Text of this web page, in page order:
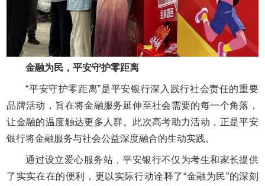
金融为民，平安守护零距离
“平安守护零距离”是平安银行深入践行社会责任的重要
品牌活动，旨在将金融服务延伸至社会需要的每一个角落，
让金融的温度触达更多人群。此次高考助力活动，正是平安
银行将金融服务与社会公益深度融合的生动实践。
通过设立爱心服务站，平安银行不仅为考生和家长提供
了实实在在的便利，更以实际行动诠释了“金融为民”的深刻